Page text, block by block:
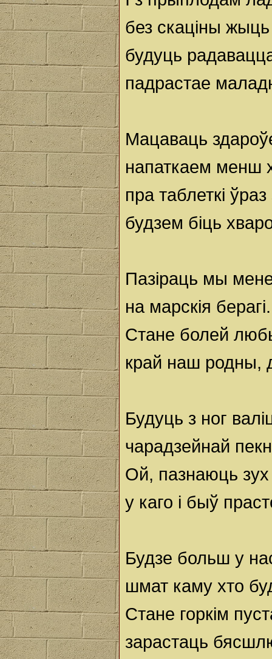
без скаціны
будуць
падрастае
Мацаваць
напаткаем менш
пра таблеткі
будзем біць
Пазіраць мы
на марскія берагі.
Стане болей
край наш родны,
Будуць з ног
чарадзейнай
Ой, пазнаюць
у каго і быў
Будзе больш у
шмат каму хто
Стане горкім
зарастаць